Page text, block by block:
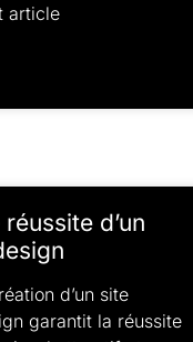
article
d’un
d’un site
garantit la réussite